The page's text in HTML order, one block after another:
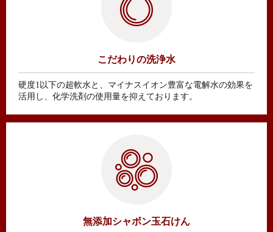
こだわりの洗浄水
硬度1以下の超軟水と、マイナスイオン豊富な電解水の効果を
活用し、化学洗剤の使用量を抑えております。
無添加シャボン玉石けん